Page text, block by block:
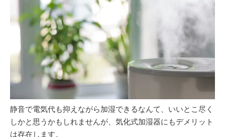
静音で電気代も抑えながら加湿できるなんて、いいとこ尽く
しかと思うかもしれませんが、気化式加湿器にもデメリット
は存在します。